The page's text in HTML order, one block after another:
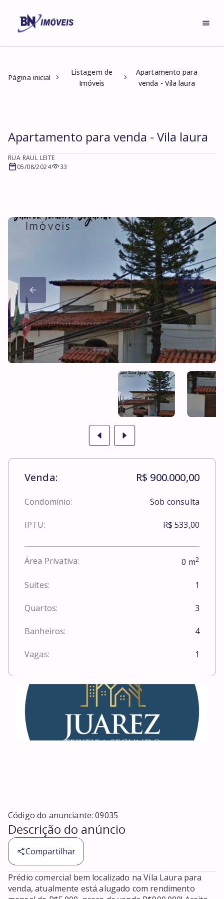
Página inicial
Listagem de
Imóveis
Apartamento para
venda - Vila laura
Apartamento para venda - Vila laura
RUA RAUL LEITE
05/08/2024
33
Venda: R$ 900.000,00
Condomínio: Sob consulta
IPTU: R$ 533,00
Área Privativa: 0 m2
Suítes: 1
Quartos: 3
Banheiros: 4
Vagas: 1
Código do anunciante:09035
Descrição do anúncio
Compartilhar
Prédio comercial bem localizado na Vila Laura para
venda, atualmente está alugado com rendimento